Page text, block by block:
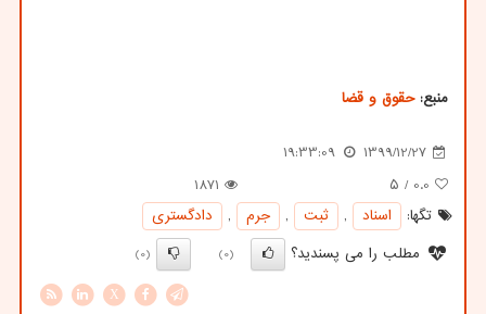
منبع:حقوق و قضا
1399/12/27
19:33:09
0.0 / ۵
1871
تگها:
اسناد , ثبت , جرم ,
دادگستری
مطلب را می پسندید؟
(0)
(0)
X